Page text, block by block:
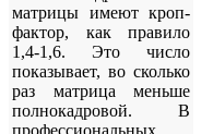
матрицы имеют кроп-
фактор, как правило
1,4-1,6. Это число
показывает, во сколько
раз матрица меньше
полнокадровой. В
профессиональных